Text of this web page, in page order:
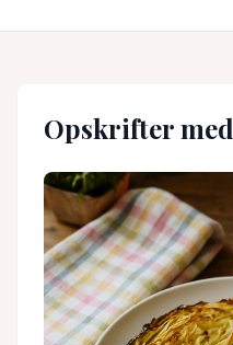
Opskrifter med